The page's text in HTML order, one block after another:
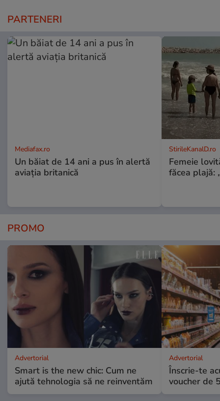
PARTENERI
Mediafax.ro
Un băiat de 14 ani a pus în alertă
aviația britanică
StirileKanalD.ro
Femeie
făcea plajă:
PROMO
Advertorial
Smart is the new chic: Cum ne
ajută tehnologia să ne reinventăm
Advertorial
Înscrie-te
voucher de